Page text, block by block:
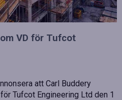
VD för Tufcot
att Carl Buddery
Tufcot Engineering Ltd den 1